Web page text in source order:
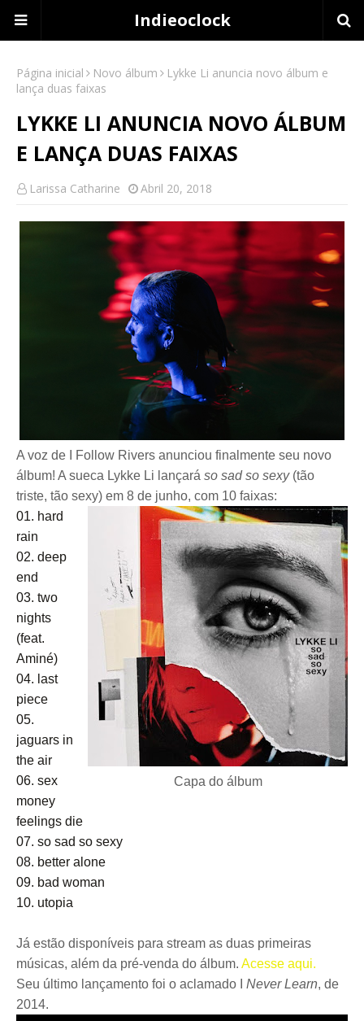
Indieoclock
Página inicial Novo álbum
Lykke Li anuncia novo álbum e
lança duas faixas
LYKKE LI ANUNCIA NOVO ÁLBUM
E LANÇA DUAS FAIXAS
Larissa Catharine Abril 20, 2018
A voz de I Follow Rivers anunciou finalmente seu novo
álbum! A sueca Lykke Li lançará so sad so sexy(tão
triste, tão sexy) em 8 de junho, com 10 faixas:
Capa do álbum
01. hard
rain
02. deep
end
03. two
nights
(feat.
Aminé)
04. last
piece
05.
jaguars in
the air
06. sex
money
feelings die
07. so sad so sexy
08. better alone
09. bad woman
10. utopia
Já estão disponíveis para stream as duas primeiras
músicas, além da pré-venda do álbum. Acesse aqui.
Seu último lançamento foi o aclamado I
Never Learn, de
2014.